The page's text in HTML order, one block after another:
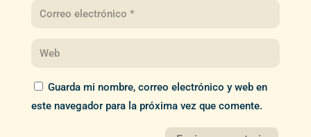
Guarda mi nombre, correo electrónico y web en
este navegador para la próxima vez que comente.